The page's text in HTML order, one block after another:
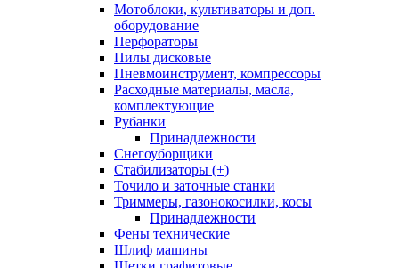
Мотоблоки, культиваторы и доп.
оборудование
Перфораторы
Пилы дисковые
Пневмоинструмент, компрессоры
Расходные материалы, масла,
комплектующие
Рубанки
Принадлежности
Снегоуборщики
Стабилизаторы (+)
Точило и заточные станки
Триммеры, газонокосилки, косы
Принадлежности
Фены технические
Шлиф машины